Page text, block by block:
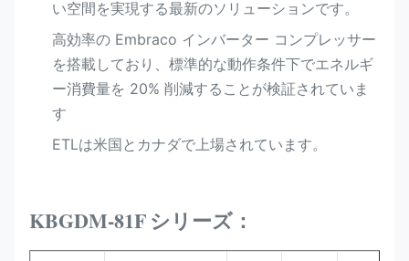
い空間を実現する最新のソリューションです。
高効率の Embraco インバーター コンプレッサー
を搭載しており、標準的な動作条件下でエネルギ
ー消費量を 20% 削減することが検証されていま
す
ETLは米国とカナダで上場されています。
KBGDM-81Fシリーズ：